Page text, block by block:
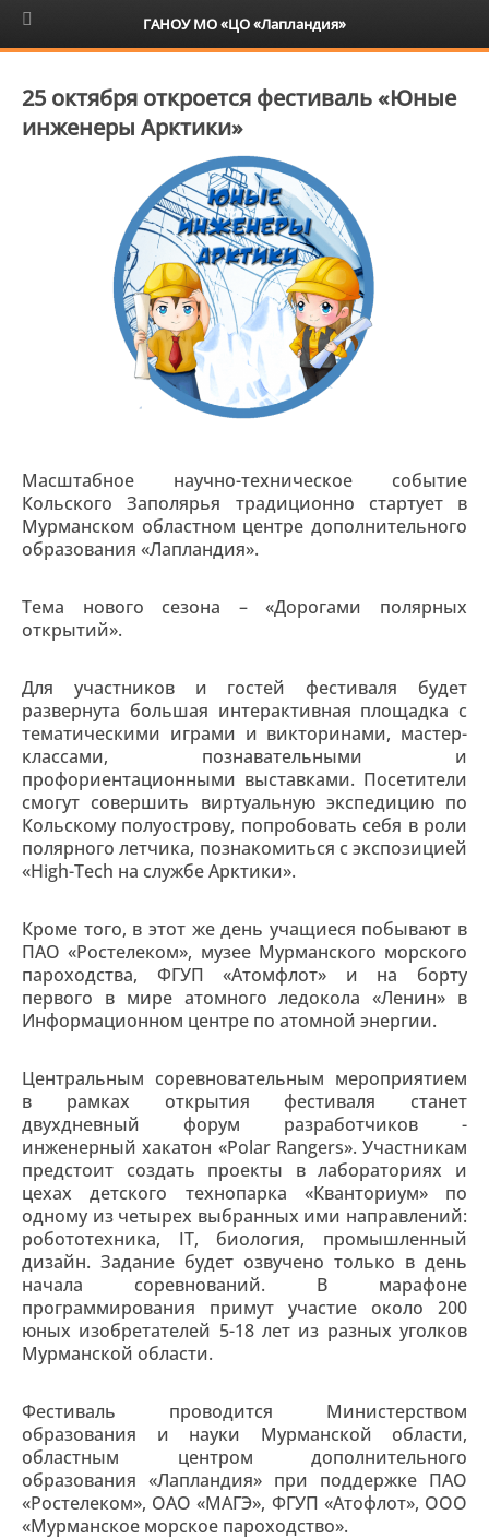
6+
25 октября откроется фестиваль «Юные
инженеры Арктики»
Масштабное научно-техническое событие
Кольского Заполярья традиционно стартует в
Мурманском областном центре дополнительного
образования «Лапландия».
Тема нового сезона – «Дорогами полярных
открытий».
Для участников и гостей фестиваля будет
развернута большая интерактивная площадка с
тематическими играми и викторинами, мастер-
классами, познавательными и
профориентационными выставками. Посетители
смогут совершить виртуальную экспедицию по
Кольскому полуострову, попробовать себя в роли
полярного летчика, познакомиться с экспозицией
«High-Tech на службе Арктики».
Кроме того, в этот же день учащиеся побывают в
ПАО «Ростелеком», музее Мурманского морского
пароходства, ФГУП «Атомфлот» и на борту
первого в мире атомного ледокола «Ленин» в
Информационном центре по атомной энергии.
Центральным соревновательным мероприятием
в рамках открытия фестиваля станет
двухдневный форум разработчиков -
инженерный хакатон «Polar Rangers». Участникам
предстоит создать проекты в лабораториях и
цехах детского технопарка «Кванториум» по
одному из четырех выбранных ими направлений:
робототехника, IT, биология, промышленный
дизайн. Задание будет озвучено только в день
начала соревнований. В марафоне
программирования примут участие около 200
юных изобретателей 5-18 лет из разных уголков
Мурманской области.
Фестиваль проводится Министерством
образования и науки Мурманской области,
областным центром дополнительного
образования «Лапландия» при поддержке ПАО
«Ростелеком», ОАО «МАГЭ», ФГУП «Атофлот», ООО
«Мурманское морское пароходство».
ГАНОУ МО «ЦО «Лапландия»